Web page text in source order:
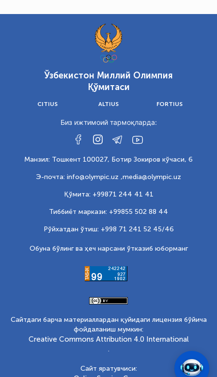
Ўзбекистон Миллий Олимпия
Қўмитаси
CITIUS ALTIUS FORTIUS
Биз ижтимоий тармоқларда:
Манзил: Тошкент 100027, Ботир Зокиров кўчаси, 6
Э-почта: info@olympic.uz ,media@olympic.uz
Қўмита: +99871 244 41 41
Тиббиёт маркази: +99855 502 88 44
Рўйхатдан ўтиш: +998 71 241 52 45/46
Обуна бўлинг ва ҳеч нарсани ўтказиб юборманг
Сайтдаги барча материаллардан қуйидаги лицензия бўйича
фойдаланиш мумкин:
Creative Commons Attribution 4.0 International
.
Сайт яратувчиси: